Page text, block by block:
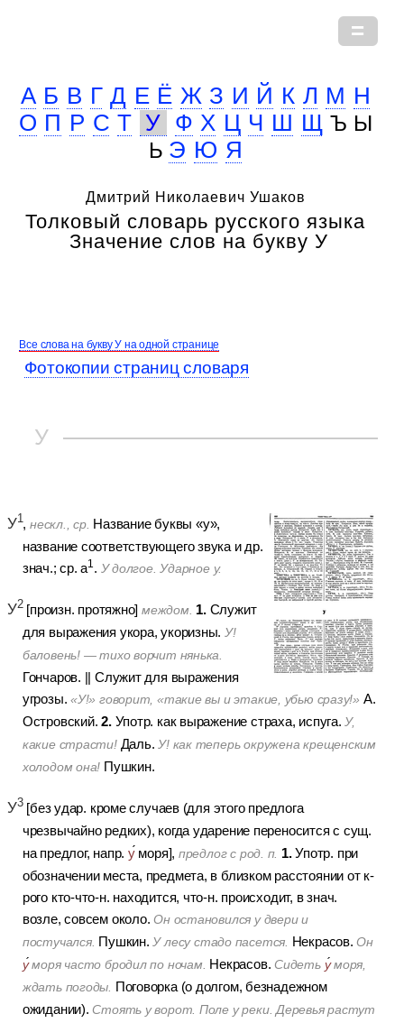
А Б В Г Д Е Ё Ж З И Й К Л М Н
О П Р С Т У Ф Х Ц Ч Ш Щ Ъ Ы
Ь Э Ю Я
Дмитрий Николаевич Ушаков
Толковый словарь русского языка
Значение слов на букву У
Все слова на букву У на одной странице
Фотокопии страниц словаря
У
У1, нескл., ср. Название буквы «у»,
название соответствующего звука и др.
знач.; ср. а1 . У долгое. Ударное у.
У2[произн. протяжно]междом. 1. Служит
для выражения укора, укоризны. У!
баловень! — тихо ворчит нянька.
Гончаров. ||Служит для выражения
угрозы. «У!» говорит, «такие вы и этакие, убью сразу!» А.
Островский. 2. Употр. как выражение страха, испуга. У,
какие страсти!Даль.У! как теперь окружена крещенским
холодом она! Пушкин.
У3[без удар. кроме случаев (для этого предлога
чрезвычайно редких), когда ударение переносится с сущ.
на предлог, напр. уморя], предлог с род. п. 1. Употр. при
обозначении места, предмета, в близком расстоянии от к-
рого кто-что-н. находится, что-н. происходит, в знач.
возле, совсем около. Он остановился у двери и
постучался. Пушкин.У лесу стадо пасется. Некрасов. Он
уморя часто бродил по ночам. Некрасов. Сидеть уморя,
ждать погоды.
Поговорка (о долгом, безнадежном
ожидании). Стоять у ворот. Поле у реки. Деревья растут